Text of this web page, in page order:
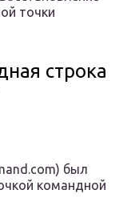
точки
строка
был
командной